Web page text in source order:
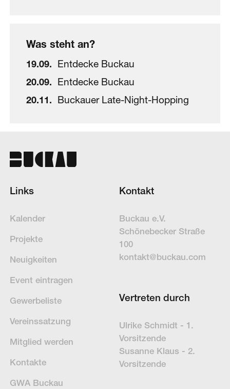
Was steht an?
19.09. Entdecke Buckau
20.09. Entdecke Buckau
20.11. Buckauer Late-Night-Hopping
Links
Kalender
Projekte
Neuigkeiten
Event eintragen
Gewerbeliste
Vereinssatzung
Mitglied werden
Kontakte
GWA Buckau
Kontakt
Buckau e.V.
Schöne­becker Straße
100
kontakt@buckau.com
Vertreten durch
Ulrike Schmidt - 1.
Vorsitzende
Susanne Klaus - 2.
Vorsitzende